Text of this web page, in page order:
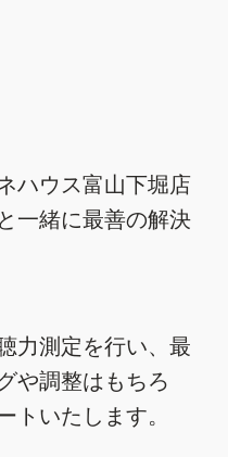
ハウス富山下堀店
一緒に最善の解決
力測定を行い、最
や調整はもちろ
いたします。